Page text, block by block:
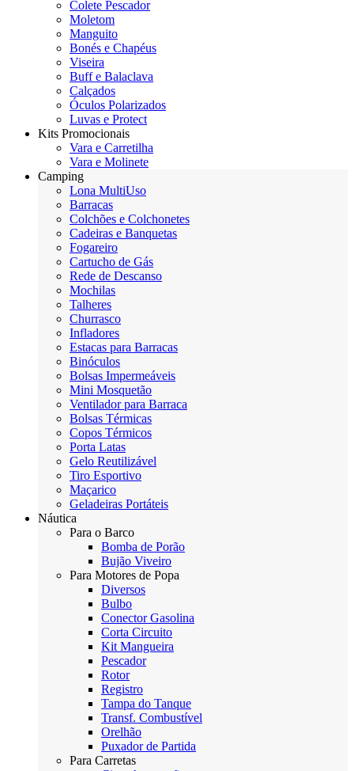
Colete Pescador
Moletom
Manguito
Bonés e Chapéus
Viseira
Buff e Balaclava
Calçados
Óculos Polarizados
Luvas e Protect
Kits Promocionais
Vara e Carretilha
Vara e Molinete
Camping
Lona MultiUso
Barracas
Colchões e Colchonetes
Cadeiras e Banquetas
Fogareiro
Cartucho de Gás
Rede de Descanso
Mochilas
Talheres
Churrasco
Infladores
Estacas para Barracas
Binóculos
Bolsas Impermeáveis
Mini Mosquetão
Ventilador para Barraca
Bolsas Térmicas
Copos Térmicos
Porta Latas
Gelo Reutilizável
Tiro Esportivo
Maçarico
Geladeiras Portáteis
Náutica
Para o Barco
Bomba de Porão
Bujão Viveiro
Para Motores de Popa
Diversos
Bulbo
Conector Gasolina
Corta Circuito
Kit Mangueira
Pescador
Rotor
Registro
Tampa do Tanque
Transf. Combustível
Orelhão
Puxador de Partida
Para Carretas